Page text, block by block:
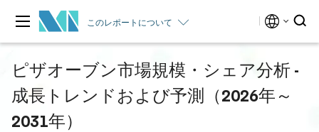
このレポートについて
ピザオーブン市場規模・シェア分析 -
成長トレンドおよび予測（2026年～
2031年）